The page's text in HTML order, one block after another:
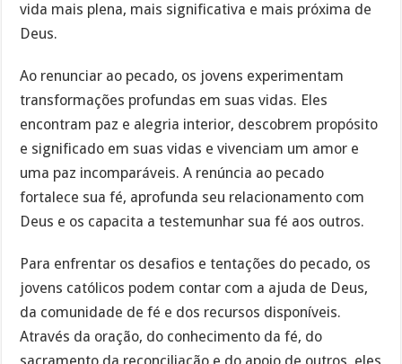
vida mais plena, mais significativa e mais próxima de
Deus.
Ao renunciar ao pecado, os jovens experimentam
transformações profundas em suas vidas. Eles
encontram paz e alegria interior, descobrem propósito
e significado em suas vidas e vivenciam um amor e
uma paz incomparáveis. A renúncia ao pecado
fortalece sua fé, aprofunda seu relacionamento com
Deus e os capacita a testemunhar sua fé aos outros.
Para enfrentar os desafios e tentações do pecado, os
jovens católicos podem contar com a ajuda de Deus,
da comunidade de fé e dos recursos disponíveis.
Através da oração, do conhecimento da fé, do